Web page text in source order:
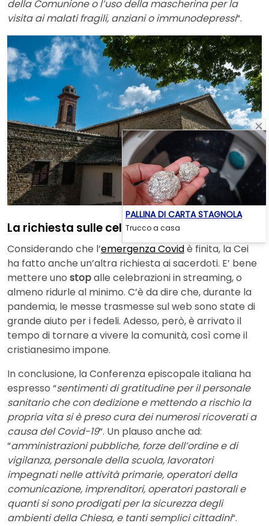
della Comunione o l’uso della mascherina per la
visita ai malati fragili, anziani o immunodepressi“.
La richiesta sulle celebrazioni in streaming
Considerando che l’emergenza Covidè finita, la Cei
ha fatto anche un’altra richiesta ai sacerdoti. E’ bene
mettere uno stopalle celebrazioni in streaming, o
almeno ridurle al minimo. C’è da dire che, durante la
pandemia, le messe trasmesse sul web sono state di
grande aiuto per i fedeli. Adesso, però, è arrivato il
tempo di tornare a vivere la comunità, così come il
cristianesimo impone.
In conclusione, la Conferenza episcopale italiana ha
espresso “sentimenti di gratitudine per il personale
sanitario che con dedizione e mettendo a rischio la
propria vita si è preso cura dei numerosi ricoverati a
causa del Covid-19“. Un plauso anche ad:
“amministrazioni pubbliche, forze dell’ordine e di
vigilanza, personale della scuola, lavoratori
impegnati nelle attività primarie, operatori della
comunicazione, imprenditori, operatori pastorali e
quanti si sono prodigati per la sicurezza degli
ambienti della Chiesa, e tanti semplici cittadini“.
PALLINA DI CARTA STAGNOLA
Trucco a casa